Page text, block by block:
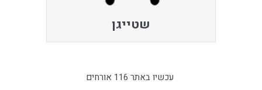
שטייגן
עכשיו באתר 116 אורחים